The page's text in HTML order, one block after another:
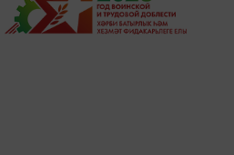
Патриотизм